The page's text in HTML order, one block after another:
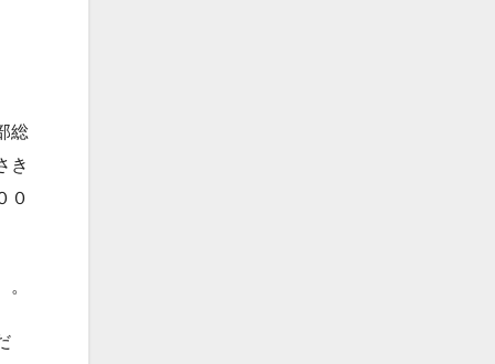
総
き
０